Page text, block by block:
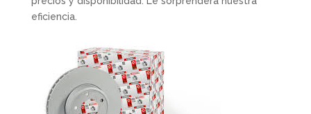
eficiencia.